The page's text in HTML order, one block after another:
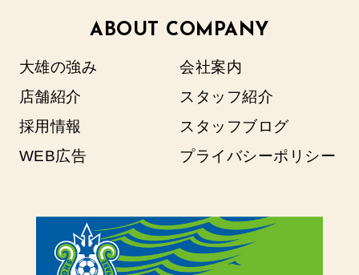
ABOUT COMPANY
大雄の強み
会社案内
店舗紹介
スタッフ紹介
採用情報
スタッフブログ
WEB広告
プライバシーポリシー